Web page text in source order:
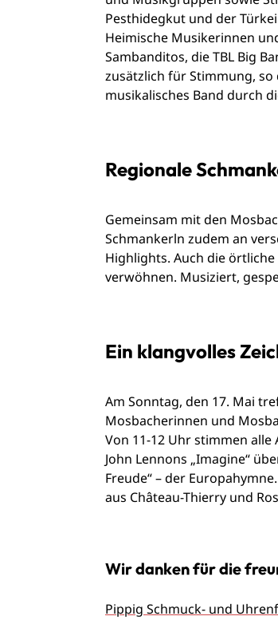
Pesthidegkut und der
Heimische Musikerinnen
Sambanditos, die TBL Big
zusätzlich für Stimmung,
musikalisches Band durch
Regionale
Gemeinsam mit den
Schmankerln zudem an
Highlights. Auch die
verwöhnen. Musiziert,
Ein klangvolles
Am Sonntag, den 17. Mai
Mosbacherinnen und
Von 11-12 Uhr stimmen
John Lennons „Imagine“
Freude“ – der
aus Château-Thierry und
Wir danken für die
Pippig Schmuck- und